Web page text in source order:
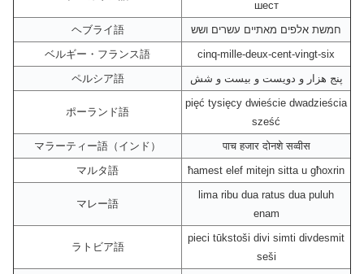
шест
ヘブライ語
חמשת אלפים מאתיים עשרים ושש
ベルギー・フランス語
cinq-mille-deux-cent-vingt-six
ペルシア語
پنج هزار و دویست و بیست و شش
ポーランド語
pięć tysięcy dwieście dwadzieścia
sześć
マラーティー語（インド）
पाच हजार दोनशे सव्वीस
マルタ語
ħamest elef mitejn sitta u għoxrin
マレー語
lima ribu dua ratus dua puluh
enam
ラトビア語
pieci tūkstoši divi simti divdesmit
seši